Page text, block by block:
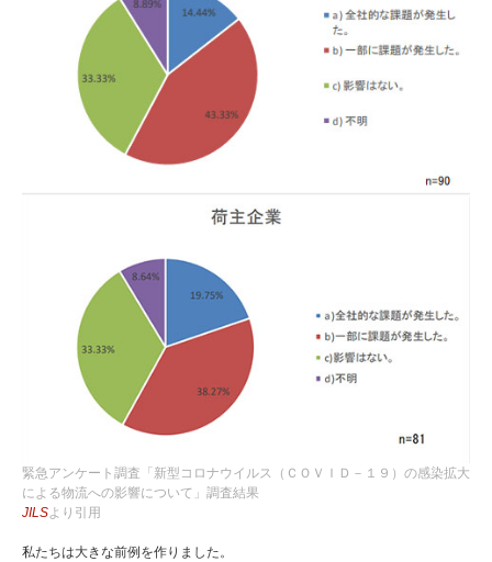
緊急アンケート調査「新型コロナウイルス（ＣＯＶＩＤ－１９）の感染拡大
による物流への影響について」調査結果
JILSより引用
私たちは大きな前例を作りました。